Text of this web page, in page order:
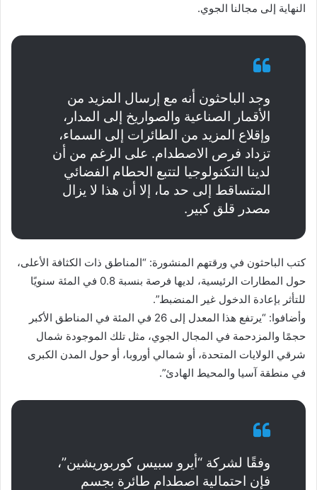
النهاية إلى مجالنا الجوي.
وجد الباحثون أنه مع إرسال المزيد من
الأقمار الصناعية والصواريخ إلى المدار،
وإقلاع المزيد من الطائرات إلى السماء،
تزداد فرص الاصطدام. على الرغم من أن
لدينا التكنولوجيا لتتبع الحطام الفضائي
المتساقط إلى حد ما، إلا أن هذا لا يزال
مصدر قلق كبير.
كتب الباحثون في ورقتهم المنشورة: “المناطق ذات الكثافة الأعلى،
حول المطارات الرئيسية، لديها فرصة بنسبة 0.8 في المئة سنويًا
للتأثر بإعادة الدخول غير المنضبط”.
وأضافوا: “يرتفع هذا المعدل إلى 26 في المئة في المناطق الأكبر
حجمًا والمزدحمة في المجال الجوي، مثل تلك الموجودة شمال
شرقي الولايات المتحدة، أو شمالي أوروبا، أو حول المدن الكبرى
في منطقة آسيا والمحيط الهادئ”.
وفقًا لشركة “أيرو سبيس كوربوريشين”،
فإن احتمالية اصطدام طائرة بجسم